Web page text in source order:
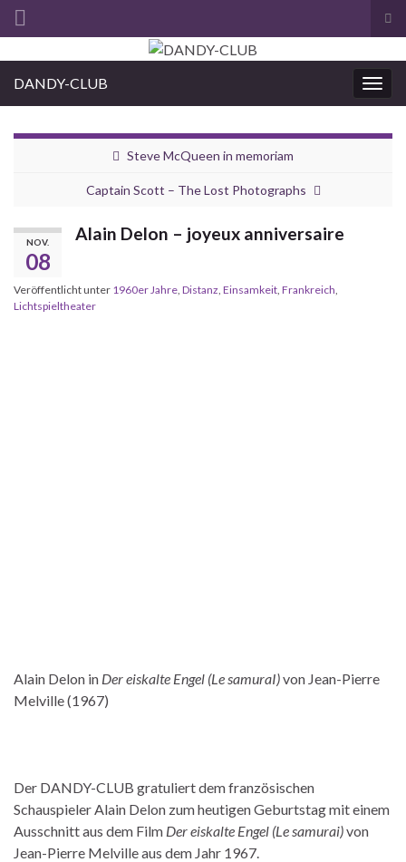
Search for:
DANDY-CLUB
Steve McQueen in memoriam
Captain Scott – The Lost Photographs
NOV.
08
Alain Delon – joyeux anniversaire
Veröffentlicht unter 1960er Jahre Distanz Einsamkeit Frankreich
Lichtspieltheater
Alain Delon in Der eiskalte Engel (Le samuraI)von Jean-Pierre
Melville (1967)
Der DANDY-CLUB gratuliert dem französischen
Schauspieler Alain Delon zum heutigen Geburtstag mit einem
Ausschnitt aus dem Film Der eiskalte Engel (Le samurai)von
Jean-Pierre Melville aus dem Jahr 1967.